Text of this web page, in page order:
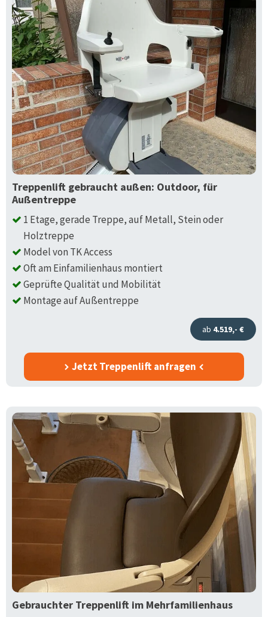
Treppenlift gebraucht außen: Outdoor, für
Außentreppe
1 Etage, gerade Treppe, auf Metall, Stein oder
Holztreppe
Model von TK Access
Oft am Einfamilienhaus montiert
Geprüfte Qualität und Mobilität
Montage auf Außentreppe
ab 4.519,- €
Jetzt Treppenlift anfragen
Gebrauchter Treppenlift im Mehrfamilienhaus